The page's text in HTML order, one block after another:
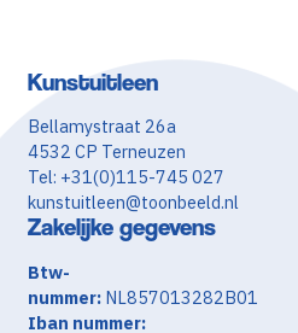
Kunstuitleen
Bellamystraat 26a
4532 CP Terneuzen
Tel: +31(0)115-745 027
kunstuitleen@toonbeeld.nl
Zakelijke gegevens
Btw-
nummer: NL857013282B01
Iban nummer: